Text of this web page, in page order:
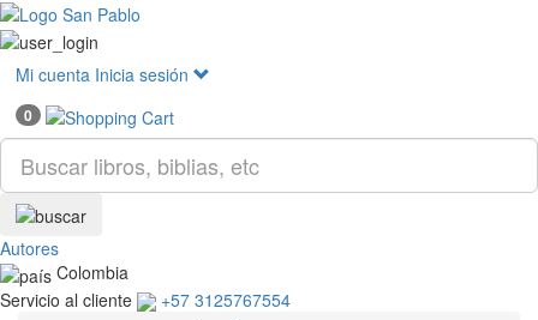
Mi cuenta Inicia sesión
0
Autores
Colombia
Servicio al cliente
+57 3125767554